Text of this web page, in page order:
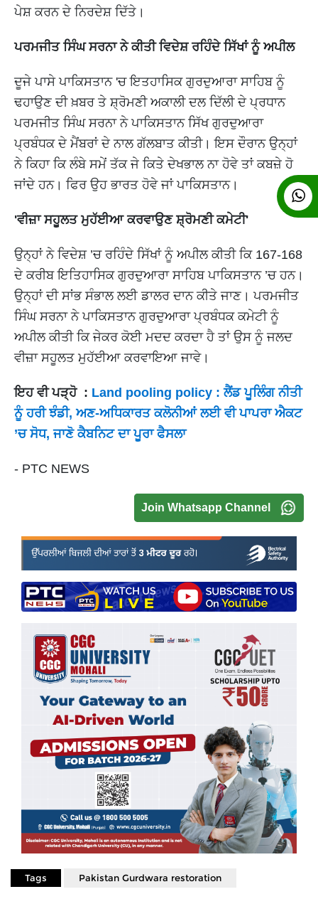
ਪੇਸ਼ ਕਰਨ ਦੇ ਨਿਰਦੇਸ਼ ਦਿੱਤੇ।
ਪਰਮਜੀਤ ਸਿੰਘ ਸਰਨਾ ਨੇ ਕੀਤੀ ਵਿਦੇਸ਼ ਰਹਿੰਦੇ ਸਿੱਖਾਂ ਨੂੰ ਅਪੀਲ
ਦੂਜੇ ਪਾਸੇ ਪਾਕਿਸਤਾਨ 'ਚ ਇਤਹਾਸਿਕ ਗੁਰਦੁਆਰਾ ਸਾਹਿਬ ਨੂੰ
ਢਹਾਉਣ ਦੀ ਖ਼ਬਰ ਤੇ ਸ਼੍ਰੋਮਣੀ ਅਕਾਲੀ ਦਲ ਦਿੱਲੀ ਦੇ ਪ੍ਰਧਾਨ
ਪਰਮਜੀਤ ਸਿੰਘ ਸਰਨਾ ਨੇ ਪਾਕਿਸਤਾਨ ਸਿੱਖ ਗੁਰਦੁਆਰਾ
ਪ੍ਰਬੰਧਕ ਦੇ ਮੈਂਬਰਾਂ ਦੇ ਨਾਲ ਗੱਲਬਾਤ ਕੀਤੀ। ਇਸ ਦੌਰਾਨ ਉਨ੍ਹਾਂ
ਨੇ ਕਿਹਾ ਕਿ ਲੰਬੇ ਸਮੇਂ ਤੱਕ ਜੇ ਕਿਤੇ ਦੇਖਭਾਲ ਨਾ ਹੋਵੇ ਤਾਂ ਕਬਜ਼ੇ ਹੋ
ਜਾਂਦੇ ਹਨ। ਫਿਰ ਉਹ ਭਾਰਤ ਹੋਵੇ ਜਾਂ ਪਾਕਿਸਤਾਨ।
'ਵੀਜ਼ਾ ਸਹੂਲਤ ਮੁਹੱਈਆ ਕਰਵਾਉਣ ਸ਼੍ਰੋਮਣੀ ਕਮੇਟੀ'
ਉਨ੍ਹਾਂ ਨੇ ਵਿਦੇਸ਼ ’ਚ ਰਹਿੰਦੇ ਸਿੱਖਾਂ ਨੂੰ ਅਪੀਲ ਕੀਤੀ ਕਿ 167-168
ਦੇ ਕਰੀਬ ਇਤਿਹਾਸਿਕ ਗੁਰਦੁਆਰਾ ਸਾਹਿਬ ਪਾਕਿਸਤਾਨ ’ਚ ਹਨ।
ਉਨ੍ਹਾਂ ਦੀ ਸਾਂਭ ਸੰਭਾਲ ਲਈ ਡਾਲਰ ਦਾਨ ਕੀਤੇ ਜਾਣ। ਪਰਮਜੀਤ
ਸਿੰਘ ਸਰਨਾ ਨੇ ਪਾਕਿਸਤਾਨ ਗੁਰਦੁਆਰਾ ਪ੍ਰਬੰਧਕ ਕਮੇਟੀ ਨੂੰ
ਅਪੀਲ ਕੀਤੀ ਕਿ ਜੇਕਰ ਕੋਈ ਮਦਦ ਕਰਦਾ ਹੈ ਤਾਂ ਉਸ ਨੂੰ ਜਲਦ
ਵੀਜ਼ਾ ਸਹੂਲਤ ਮੁਹੱਈਆ ਕਰਵਾਇਆ ਜਾਵੇ।
ਇਹ ਵੀ ਪੜ੍ਹੋ : Land pooling policy : ਲੈਂਡ ਪੂਲਿੰਗ ਨੀਤੀ
ਨੂੰ ਹਰੀ ਝੰਡੀ, ਅਣ-ਅਧਿਕਾਰਤ ਕਲੋਨੀਆਂ ਲਈ ਵੀ ਪਾਪਰਾ ਐਕਟ
’ਚ ਸੋਧ, ਜਾਣੋ ਕੈਬਨਿਟ ਦਾ ਪੂਰਾ ਫੈਸਲਾ
- PTC NEWS
Join Whatsapp Channel
Tags Pakistan Gurdwara restoration